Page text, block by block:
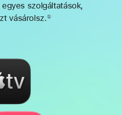
szolgáltatások,
vásárolsz.①